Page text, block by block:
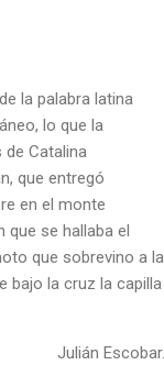
la palabra latina
lo que la
Catalina
que entregó
en el monte
que se hallaba el
que sobrevino a la
bajo la cruz la capilla
Julián Escobar.